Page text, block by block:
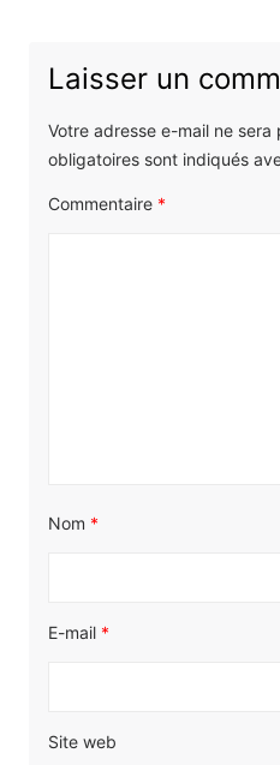
Laisser un
Votre adresse e-mail ne sera
obligatoires sont indiqués
Commentaire *
Nom *
E-mail *
Site web